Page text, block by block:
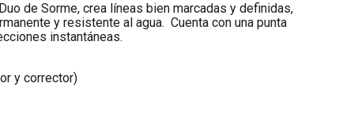
de Sorme, crea líneas bien marcadas y definidas,
y resistente al agua. Cuenta con una punta
instantáneas.
y corrector)